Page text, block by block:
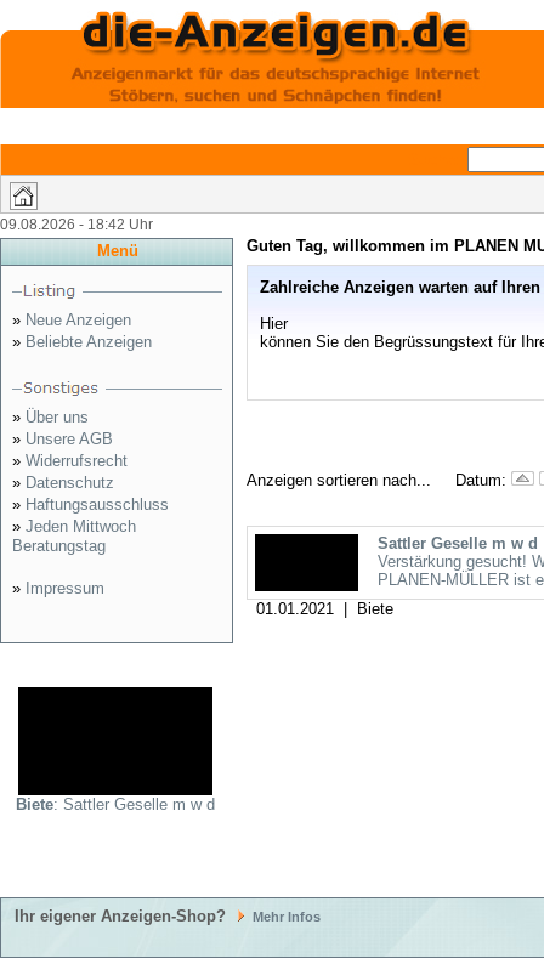
09.08.2026 - 18:42 Uhr
Menü
» Neue Anzeigen
» Beliebte Anzeigen
» Über uns
» Unsere AGB
» Widerrufsrecht
» Datenschutz
» Haftungsausschluss
» Jeden Mittwoch
Beratungstag
» Impressum
Biete: Sattler Geselle m w d
Guten Tag, willkommen im PLANEN
Zahlreiche Anzeigen warten auf
Hier
können Sie den Begrüssungstext für
Anzeigen sortieren nach... Datum:
Sattler Geselle m w d
Verstärkung gesucht!
PLANEN-MÜLLER ist
01.01.2021 | Biete
Ihr eigener Anzeigen-Shop? Mehr Infos